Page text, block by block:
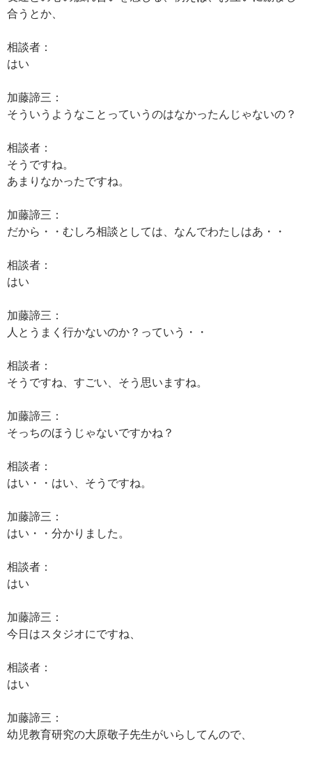
合うとか、
相談者：
はい
加藤諦三：
そういうようなことっていうのはなかったんじゃないの？
相談者：
そうですね。
あまりなかったですね。
加藤諦三：
だから・・むしろ相談としては、なんでわたしはあ・・
相談者：
はい
加藤諦三：
人とうまく行かないのか？っていう・・
相談者：
そうですね、すごい、そう思いますね。
加藤諦三：
そっちのほうじゃないですかね？
相談者：
はい・・はい、そうですね。
加藤諦三：
はい・・分かりました。
相談者：
はい
加藤諦三：
今日はスタジオにですね、
相談者：
はい
加藤諦三：
幼児教育研究の大原敬子先生がいらしてんので、